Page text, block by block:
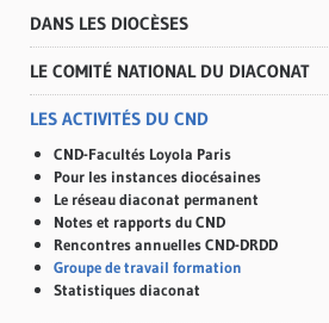
DANS LES DIOCÈSES
LE COMITÉ NATIONAL DU DIACONAT
LES ACTIVITÉS DU CND
CND-Facultés Loyola Paris
Pour les instances diocésaines
Le réseau diaconat permanent
Notes et rapports du CND
Rencontres annuelles CND-DRDD
Groupe de travail formation
Statistiques diaconat